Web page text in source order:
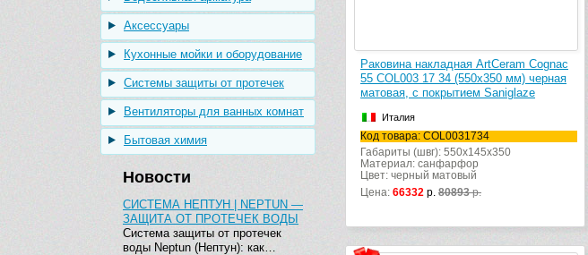
Аксессуары
Кухонные мойки и оборудование
Системы защиты от протечек
Вентиляторы для ванных комнат
Бытовая химия
Новости
СИСТЕМА НЕПТУН | NEPTUN —
ЗАЩИТА ОТ ПРОТЕЧЕК ВОДЫ
Система защиты от протечек
воды Neptun (Нептун): как…
Раковина накладная ArtCeram Cognac
55 COL003 17 34 (550х350 мм) черная
матовая, с покрытием Saniglaze
Италия
Код товара: COL0031734
Габариты (швг): 550x145x350
Материал: санфарфор
Цвет: черный матовый
Цена: 66332 р. 80893р.